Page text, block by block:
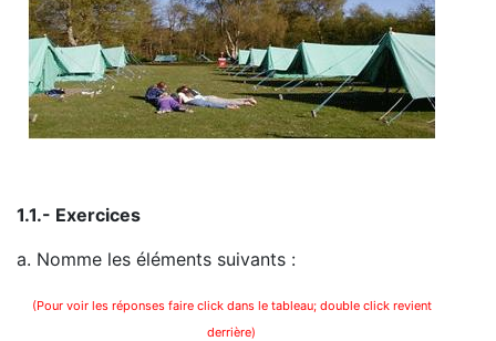
1.1.- Exercices
a. Nomme les éléments suivants :
(Pour voir les réponses faire click dans le tableau; double click revient
derrière)